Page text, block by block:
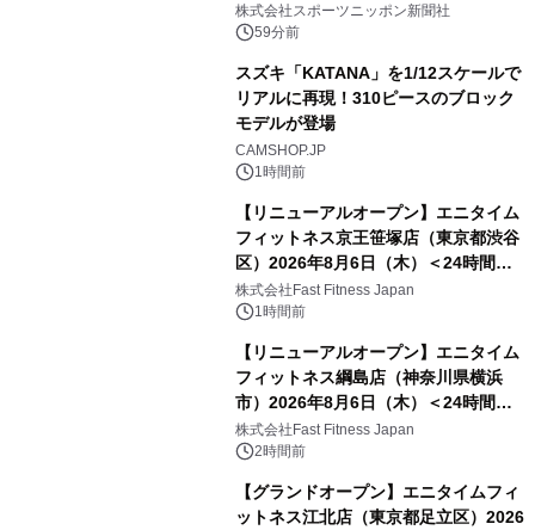
株式会社スポーツニッポン新聞社
59分前
スズキ「KATANA」を1/12スケールで
リアルに再現！310ピースのブロック
モデルが登場
CAMSHOP.JP
1時間前
【リニューアルオープン】エニタイム
フィットネス京王笹塚店（東京都渋谷
区）2026年8月6日（木）＜24時間年
中無休のフィットネスジム＞
株式会社Fast Fitness Japan
1時間前
【リニューアルオープン】エニタイム
フィットネス綱島店（神奈川県横浜
市）2026年8月6日（木）＜24時間年
中無休のフィットネスジム＞
株式会社Fast Fitness Japan
2時間前
【グランドオープン】エニタイムフィ
ットネス江北店（東京都足立区）2026